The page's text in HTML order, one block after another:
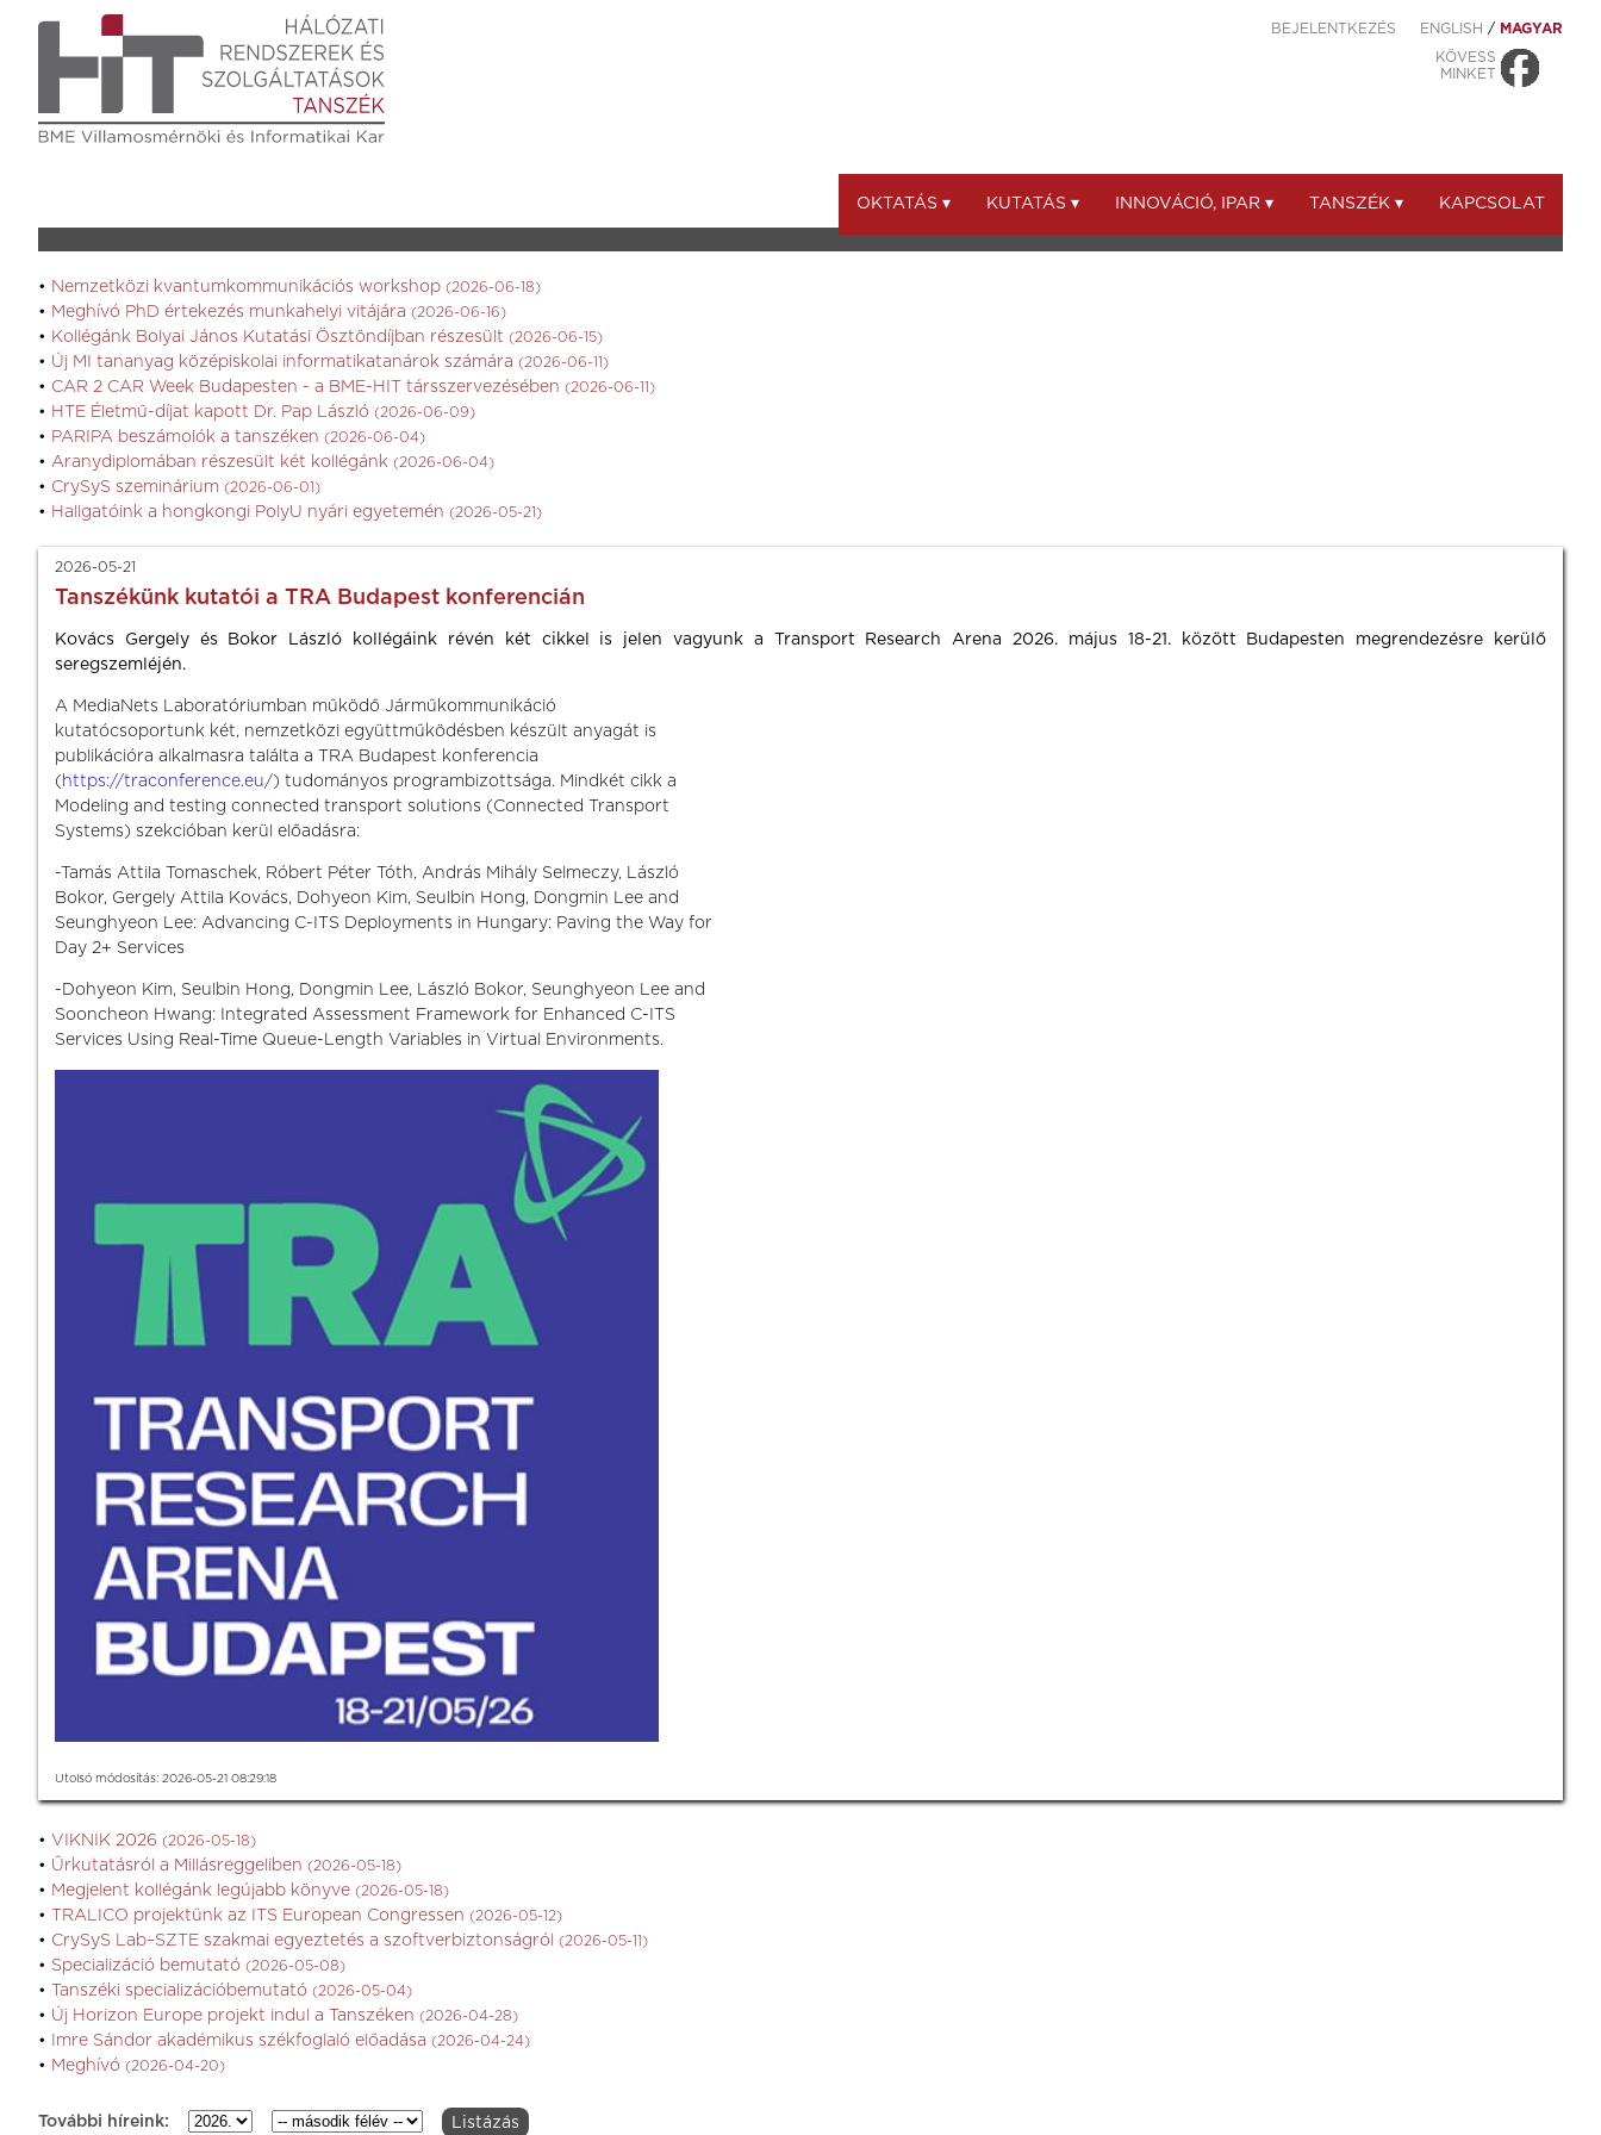
ENGLISH / MAGYAR
BEJELENTKEZÉS
KÖVESS
MINKET
OKTATÁS ▾ KUTATÁS ▾ INNOVÁCIÓ, IPAR ▾ TANSZÉK ▾ KAPCSOLAT
Nemzetközi kvantumkommunikációs workshop (2026-06-18)
Meghívó PhD értekezés munkahelyi vitájára (2026-06-16)
Kollégánk Bolyai János Kutatási Ösztöndíjban részesült (2026-06-15)
Új MI tananyag középiskolai informatikatanárok számára (2026-06-11)
CAR 2 CAR Week Budapesten - a BME-HIT társszervezésében (2026-06-11)
HTE Életmű-díjat kapott Dr. Pap László (2026-06-09)
PARIPA beszámolók a tanszéken (2026-06-04)
Aranydiplomában részesült két kollégánk (2026-06-04)
CrySyS szeminárium (2026-06-01)
Hallgatóink a hongkongi PolyU nyári egyetemén (2026-05-21)
2026-05-21
Tanszékünk kutatói a TRA Budapest konferencián
Kovács Gergely és Bokor László kollégáink révén két cikkel is jelen vagyunk a Transport Research Arena 2026. május 18-21. között Budapesten megrendezésre kerülő
seregszemléjén.
A MediaNets Laboratóriumban működő Járműkommunikáció
kutatócsoportunk két, nemzetközi együttműködésben készült anyagát is
publikációra alkalmasra találta a TRA Budapest konferencia
( https://traconference.eu/ ) tudományos programbizottsága. Mindkét cikk a
Modeling and testing connected transport solutions (Connected Transport
Systems) szekcióban kerül előadásra:
-Tamás Attila Tomaschek, Róbert Péter Tóth, András Mihály Selmeczy, László
Bokor, Gergely Attila Kovács, Dohyeon Kim, Seulbin Hong, Dongmin Lee and
Seunghyeon Lee: Advancing C-ITS Deployments in Hungary: Paving the Way for
Day 2+ Services
-Dohyeon Kim, Seulbin Hong, Dongmin Lee, László Bokor, Seunghyeon Lee and
Sooncheon Hwang: Integrated Assessment Framework for Enhanced C-ITS
Services Using Real-Time Queue-Length Variables in Virtual Environments.
Utolsó módosítás: 2026-05-21 08:29:18
VIKNIK 2026 (2026-05-18)
Űrkutatásról a Millásreggeliben (2026-05-18)
Megjelent kollégánk legújabb könyve (2026-05-18)
TRALICO projektünk az ITS European Congressen (2026-05-12)
CrySyS Lab–SZTE szakmai egyeztetés a szoftverbiztonságról (2026-05-11)
Specializáció bemutató (2026-05-08)
Tanszéki specializációbemutató (2026-05-04)
Új Horizon Europe projekt indul a Tanszéken (2026-04-28)
Imre Sándor akadémikus székfoglaló előadása (2026-04-24)
Meghívó (2026-04-20)
További híreink: